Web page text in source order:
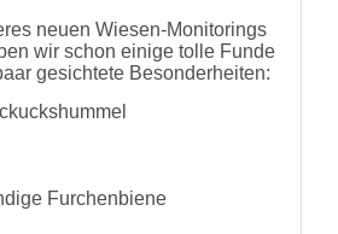
neuen Wiesen-Monitorings
wir schon einige tolle Funde
gesichtete Besonderheiten:
Furchenbiene